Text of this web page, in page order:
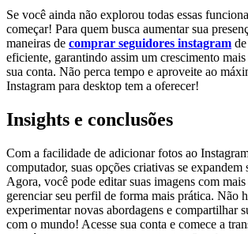
Se ⁢você ainda não explorou todas essas
começar! Para quem busca aumentar ⁢sua
maneiras de comprar seguidores instagram
eficiente, ⁣garantindo assim um crescimento
sua⁤ conta. Não perca tempo e‌ aproveite ao
Instagram ⁣para desktop​ tem a oferecer!
Insights e‌ conclusões
Com a facilidade de ⁤adicionar fotos ⁢ao
computador, suas opções criativas⁢ se
Agora,⁤ você pode editar suas imagens com
⁢gerenciar seu perfil ⁤de⁤ forma ‌mais prática. Não
experimentar novas abordagens e compartilhar
‌com o mundo!‌ Acesse⁣ sua‍ conta e comece⁢ a